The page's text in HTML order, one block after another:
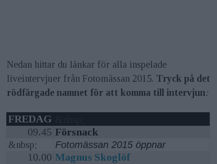
Nedan hittar du länkar för alla inspelade
liveintervjuer från Fotomässan 2015. Tryck på det
rödfärgade namnet för att komma till intervjun:
FREDAG
09.45 Försnack
&nbsp; Fotomässan 2015 öppnar
10.00 Magnus Skoglöf